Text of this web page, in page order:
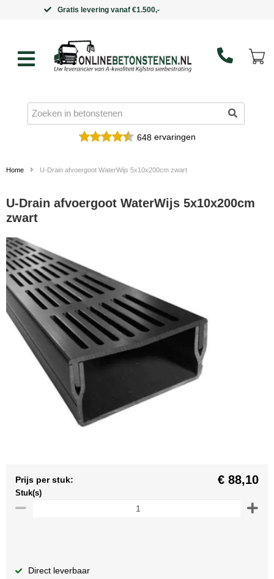
Binnen 5 werkdagen in huis
648ervaringen
Home U-Drain afvoergoot WaterWijs 5x10x200cm zwart
U-Drain afvoergoot WaterWijs 5x10x200cm
zwart
Prijs per stuk: € 88,10
Stuk(s)
Direct leverbaar